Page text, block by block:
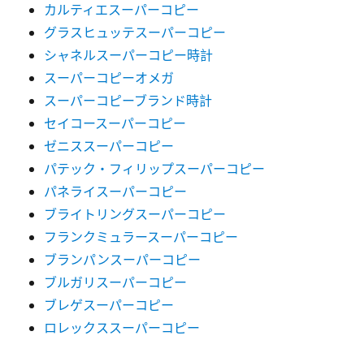
カルティエスーパーコピー
グラスヒュッテスーパーコピー
シャネルスーパーコピー時計
スーパーコピーオメガ
スーパーコピーブランド時計
セイコースーパーコピー
ゼニススーパーコピー
パテック・フィリップスーパーコピー
パネライスーパーコピー
ブライトリングスーパーコピー
フランクミュラースーパーコピー
ブランパンスーパーコピー
ブルガリスーパーコピー
ブレゲスーパーコピー
ロレックススーパーコピー